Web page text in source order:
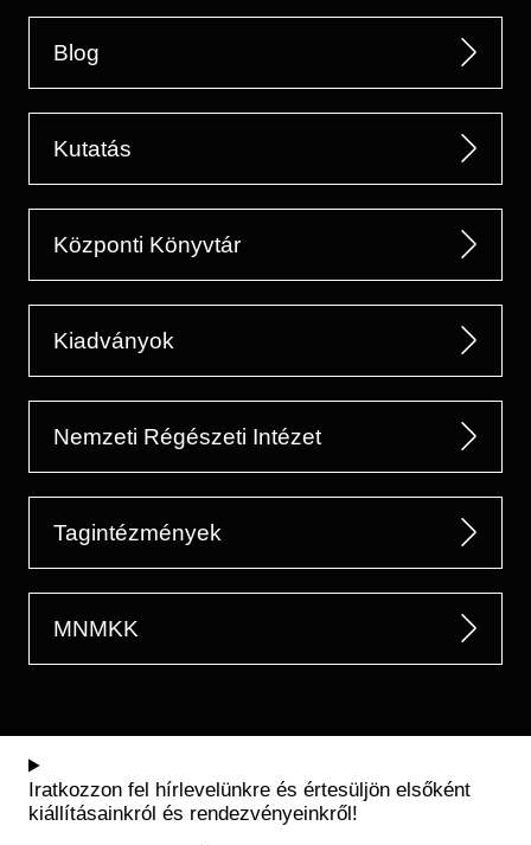
Blog
Kutatás
Központi Könyvtár
Kiadványok
Nemzeti Régészeti Intézet
Tagintézmények
MNMKK
Iratkozzon fel hírlevelünkre és értesüljön elsőként
kiállításainkról és rendezvényeinkről!